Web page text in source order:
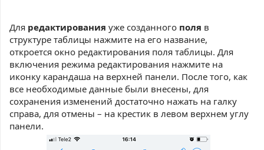
Для редактирования уже созданного поля в
структуре таблицы нажмите на его название,
откроется окно редактирования поля таблицы. Для
включения режима редактирования нажмите на
иконку карандаша на верхней панели. После того, как
все необходимые данные были внесены, для
сохранения изменений достаточно нажать на галку
справа, для отмены – на крестик в левом верхнем углу
панели.